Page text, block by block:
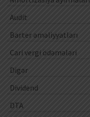
Audit
Barter əməliyyatları
Cari vergi ödəmələri
Digər
Dividend
DTA